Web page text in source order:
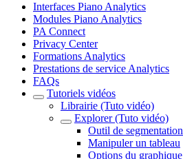
Interfaces Piano Analytics
Modules Piano Analytics
PA Connect
Privacy Center
Formations Analytics
Prestations de service Analytics
FAQs
Tutoriels vidéos
Librairie (Tuto vidéo)
Explorer (Tuto vidéo)
Outil de segmentation
Manipuler un tableau
Options du graphique